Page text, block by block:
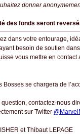
donner
des fonds seront
dans votre entourage,
besoin de soutien
vous mettre en
Bosses se chargera de
question, contactez-nous
sur Twitter
et Thibaut LEPAGE